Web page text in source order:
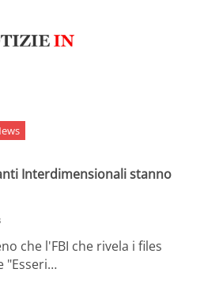
Interdimensionali stanno
che l'FBI che rivela i files
"Esseri…